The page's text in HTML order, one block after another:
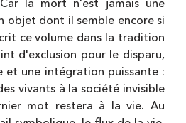
la mort n'est jamais une
objet dont il semble encore si
ce volume dans la tradition
d'exclusion pour le disparu,
et une intégration puissante :
vivants à la société invisible
mot restera à la vie. Au